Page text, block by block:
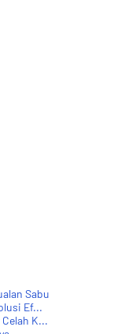
Sabu
Ef...
K...